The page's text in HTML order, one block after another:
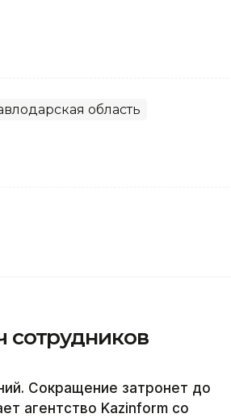
область
сотрудников
Сокращение затронет до
агентство Kazinform со